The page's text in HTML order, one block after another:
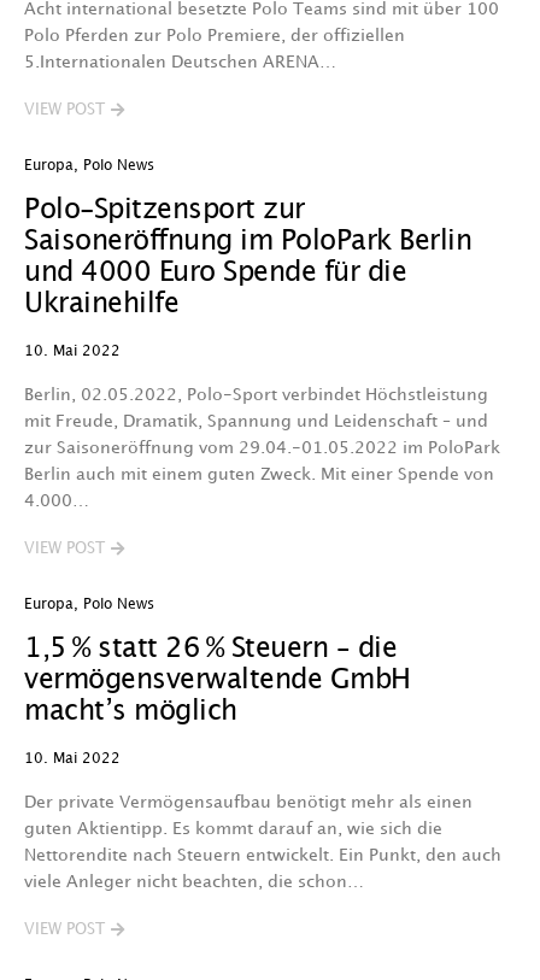
Acht international besetzte Polo Teams sind mit über 100
Polo Pferden zur Polo Premiere, der offiziellen
5.Internationalen Deutschen ARENA…
VIEW POST
Europa Polo News
Polo-Spitzensport zur
Saisoneröffnung im PoloPark Berlin
und 4000 Euro Spende für die
Ukrainehilfe
10. Mai 2022
Berlin, 02.05.2022, Polo-Sport verbindet Höchstleistung
mit Freude, Dramatik, Spannung und Leidenschaft – und
zur Saisoneröffnung vom 29.04.-01.05.2022 im PoloPark
Berlin auch mit einem guten Zweck. Mit einer Spende von
4.000…
VIEW POST
Europa Polo News
1,5 % statt 26 % Steuern – die
vermögensverwaltende GmbH
macht’s möglich
10. Mai 2022
Der private Vermögensaufbau benötigt mehr als einen
guten Aktientipp. Es kommt darauf an, wie sich die
Nettorendite nach Steuern entwickelt. Ein Punkt, den auch
viele Anleger nicht beachten, die schon…
VIEW POST